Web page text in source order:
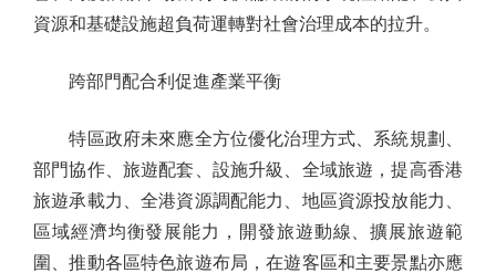
資源和基礎設施超負荷運轉對社會治理成本的拉升。
跨部門配合利促進產業平衡
特區政府未來應全方位優化治理方式、系統規劃、
部門協作、旅遊配套、設施升級、全域旅遊，提高香港
旅遊承載力、全港資源調配能力、地區資源投放能力、
區域經濟均衡發展能力，開發旅遊動線、擴展旅遊範
圍、推動各區特色旅遊布局，在遊客區和主要景點亦應